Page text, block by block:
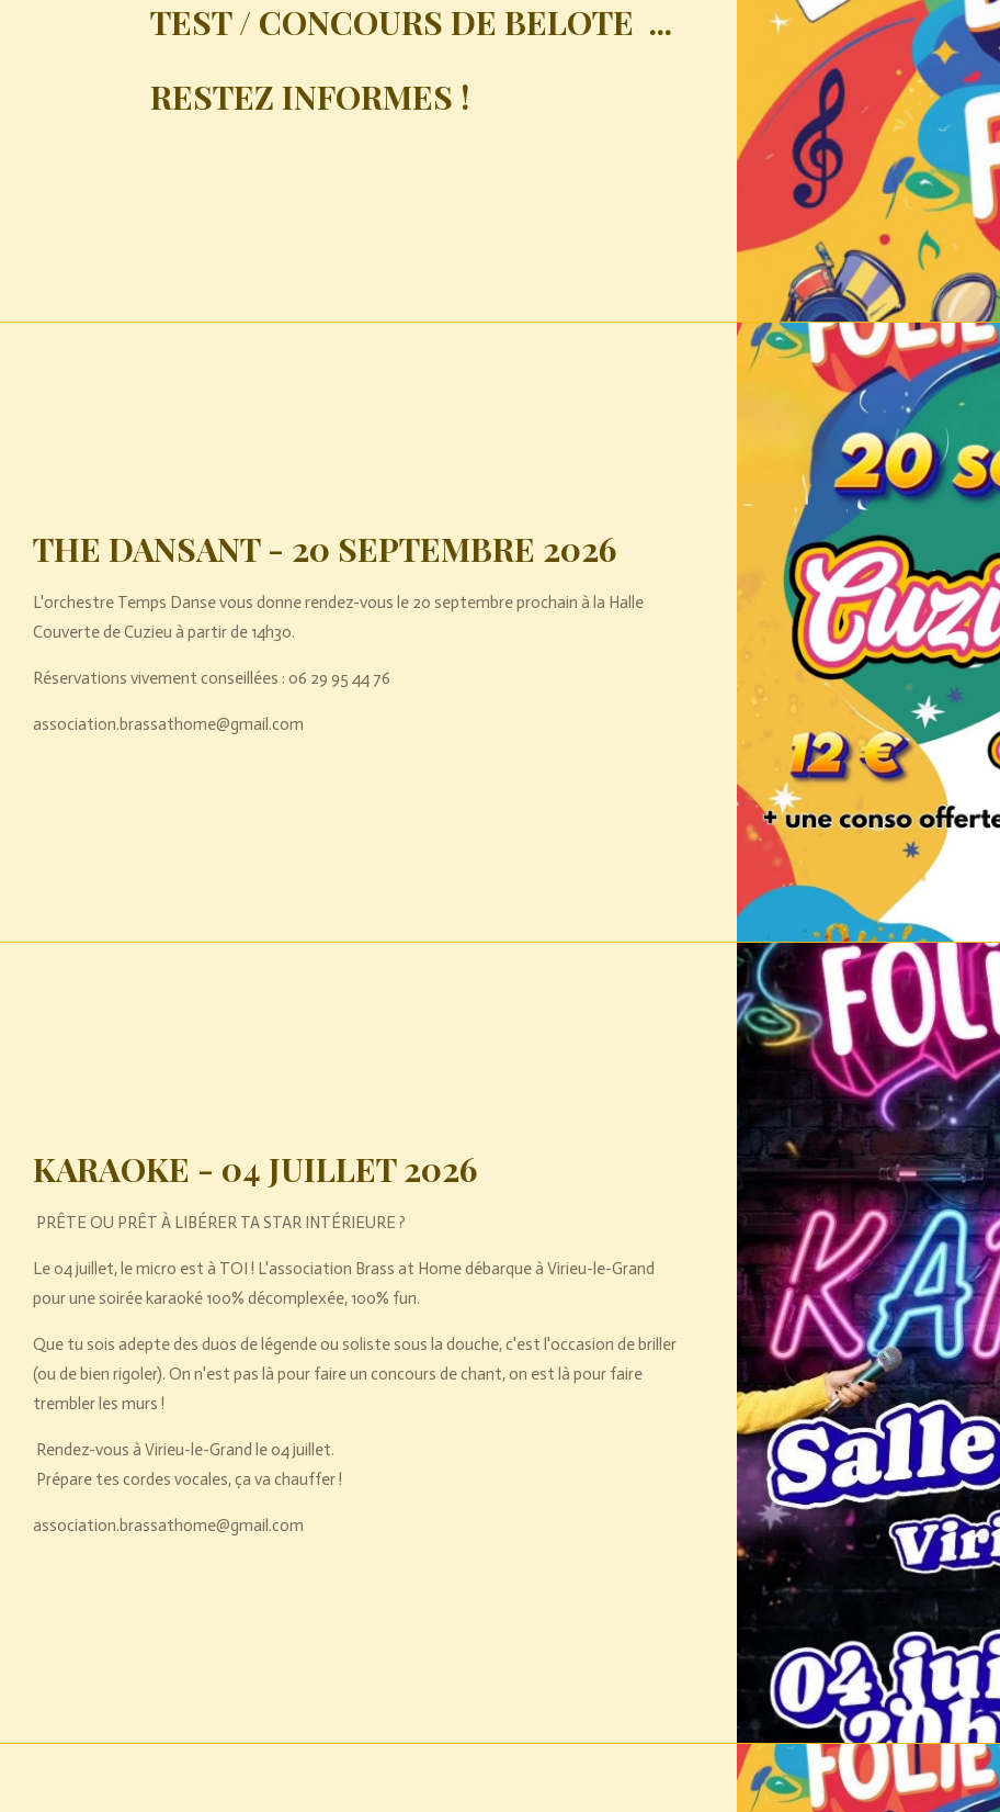
TEST / CONCOURS DE BELOTE ...
RESTEZ INFORMES !
THE DANSANT - 20 SEPTEMBRE 2026
L'orchestre Temps Danse vous donne rendez-vous le 20 septembre prochain à la Halle
Couverte de Cuzieu à partir de 14h30.
Réservations vivement conseillées : 06 29 95 44 76
association.brassathome@gmail.com
KARAOKE - 04 JUILLET 2026
PRÊTE OU PRÊT À LIBÉRER TA STAR INTÉRIEURE ?
Le 04 juillet, le micro est à TOI ! L'association Brass at Home débarque à Virieu-le-Grand
pour une soirée karaoké 100% décomplexée, 100% fun.
Que tu sois adepte des duos de légende ou soliste sous la douche, c'est l'occasion de briller
(ou de bien rigoler). On n'est pas là pour faire un concours de chant, on est là pour faire
trembler les murs !
Rendez-vous à Virieu-le-Grand le 04 juillet.
Prépare tes cordes vocales, ça va chauffer !
association.brassathome@gmail.com